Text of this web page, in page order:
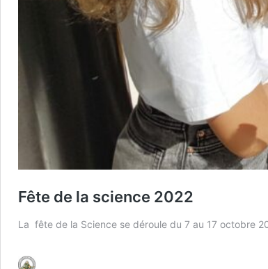
Fête de la science 2022
La fête de la Science se déroule du 7 au 17 octobre